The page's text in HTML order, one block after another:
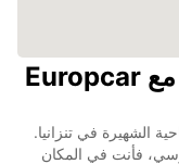
الشهيرة في تنزانيا.
فأنت في المكان